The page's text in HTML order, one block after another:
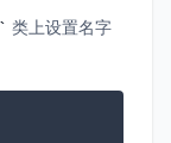
类上设置名字